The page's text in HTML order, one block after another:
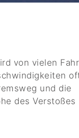
von vielen
und die
des Verstoßes